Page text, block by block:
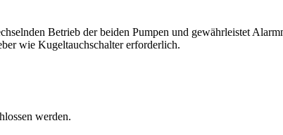
Betrieb der beiden Pumpen und gewährleistet
wie Kugeltauchschalter erforderlich.
werden.